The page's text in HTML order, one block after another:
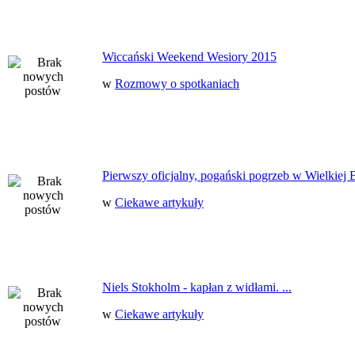
Wiccański Weekend Wesiory 2015
w Rozmowy o spotkaniach
Pierwszy oficjalny, pogański pogrzeb w Wielkiej
w Ciekawe artykuły
Niels Stokholm - kapłan z widłami. ...
w Ciekawe artykuły